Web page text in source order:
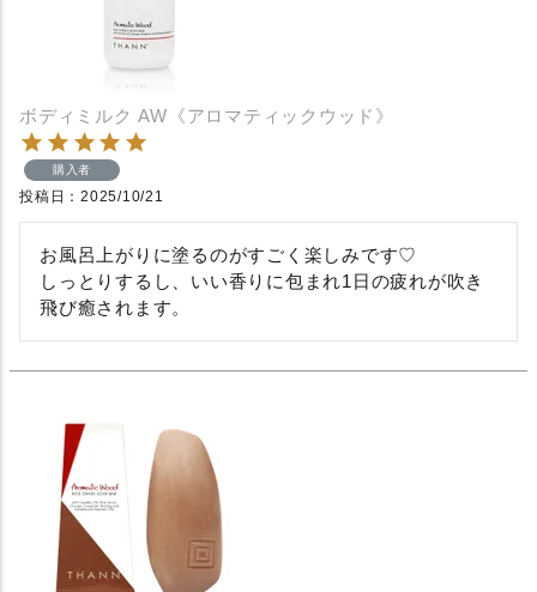
ボディミルク AW《アロマティックウッド》
購入者
投稿日 2025/10/21
お風呂上がりに塗るのがすごく楽しみです♡
しっとりするし、いい香りに包まれ1日の疲れが吹き
飛び癒されます。